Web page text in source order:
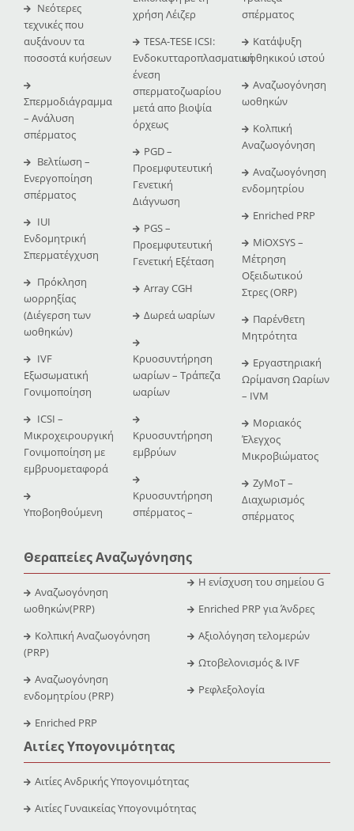
Νεότερες
τεχνικές που
αυξάνουν τα
ποσοστά κυήσεων
Σπερμοδιάγραμμα
– Ανάλυση
σπέρματος
Βελτίωση –
Ενεργοποίηση
σπέρματος
IUI
Ενδομητρική
Σπερματέγχυση
Πρόκληση
ωορρηξίας
(Διέγερση των
ωοθηκών)
IVF
Εξωσωματική
Γονιμοποίηση
ICSI –
Μικροχειρουργική
Γονιμοποίηση με
εμβρυομεταφορά
Υποβοηθούμενη
χρήση Λέιζερ
TESA-TESE ICSI:
Ενδοκυτταροπλασματική
ένεση
σπερματοζωαρίου
μετά απο βιοψία
όρχεως
PGD –
Προεμφυτευτική
Γενετική
Διάγνωση
PGS –
Προεμφυτευτική
Γενετική Εξέταση
Array CGH
Δωρεά ωαρίων
Κρυοσυντήρηση
ωαρίων – Τράπεζα
ωαρίων
Κρυοσυντήρηση
εμβρύων
Κρυοσυντήρηση
σπέρματος –
σπέρματος
Κατάψυξη
ωοθηκικού ιστού
Αναζωογόνηση
ωοθηκών
Κολπική
Αναζωογόνηση
Αναζωογόνηση
ενδομητρίου
Enriched PRP
MiOXSYS –
Μέτρηση
Οξειδωτικού
Στρες (ORP)
Παρένθετη
Μητρότητα
Εργαστηριακή
Ωρίμανση Ωαρίων
– IVM
Μοριακός
Έλεγχος
Μικροβιώματος
ZyMoT –
Διαχωρισμός
σπέρματος
Θεραπείες Αναζωγόνησης
Αναζωογόνηση
ωοθηκών(PRP)
Κολπική Αναζωογόνηση
(PRP)
Αναζωογόνηση
ενδομητρίου (PRP)
Enriched PRP
Η ενίσχυση του σημείου G
Enriched PRP για Άνδρες
Αξιολόγηση τελομερών
Ωτοβελονισμός & IVF
Ρεφλεξολογία
Αιτίες Υπογονιμότητας
Αιτίες Ανδρικής Υπογονιμότητας
Αιτίες Γυναικείας Υπογονιμότητας